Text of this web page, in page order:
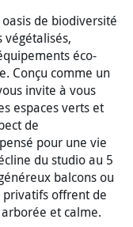
de biodiversité
éco-
Conçu comme un
invite à vous
espaces verts et
de
pour une vie
du studio au 5
balcons ou
privatifs offrent de
et calme.